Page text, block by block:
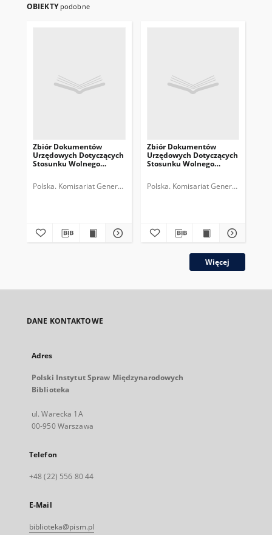
OBIEKTY podobne
Zbiór Dokumentów
Urzędowych Dotyczących
Stosunku Wolnego
Polskiej, Cz.6, 1930
Polska. Komisariat Generalny Rzeczypospolitej Polskiej (Gdańsk).
Zbiór Dokumentów
Urzędowych Dotyczących
Stosunku Wolnego
Polskiej, Cz.5, 1929
Polska. Komisariat Generalny
Więcej
DANE KONTAKTOWE
Adres
Polski Instytut Spraw Międzynarodowych
Biblioteka
ul. Warecka 1A
00-950 Warszawa
Telefon
+48 (22) 556 80 44
E-Mail
biblioteka@pism.pl